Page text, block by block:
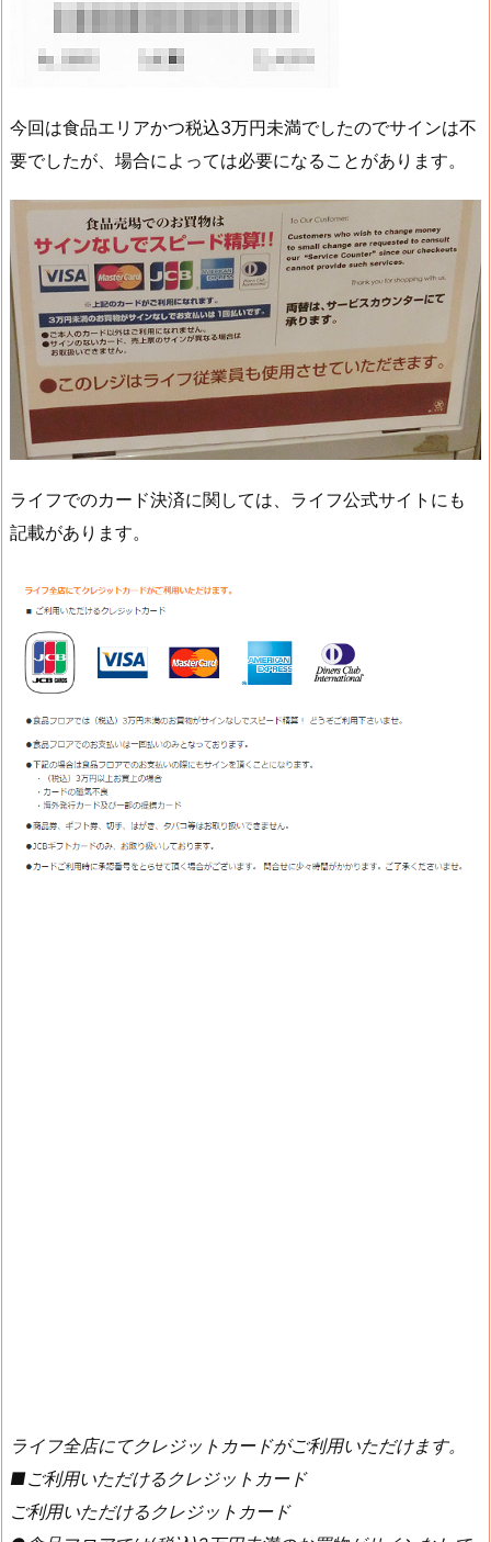
今回は食品エリアかつ税込3万円未満でしたのでサインは不
要でしたが、場合によっては必要になることがあります。
ライフでのカード決済に関しては、ライフ公式サイトにも
記載があります。
ライフ全店にてクレジットカードがご利用いただけます。
■ご利用いただけるクレジットカード
ご利用いただけるクレジットカード